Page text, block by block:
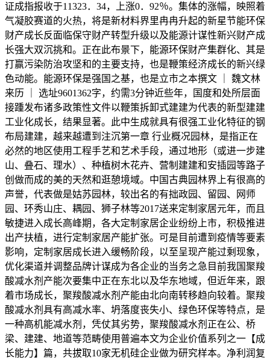
证成指报收于11323．34，上涨0．92％。集体的涨幅，映照着
气凝胶赛道的火热，将是新材料界里冉冉升起的新星节能环保
财产成长反面临保守财产转型升级以及能源计谋性新兴财产成
长强大双沉挑和。正在此布景下，能源环保财产集群化、其是
打赢污染防治攻坚和的主要支持，也是鞭策经济成长的新兴绿
色动能。能源环保是强国之基，也是立市之本撰文 ｜ 魏文林
来历 ｜ 选址9601362字，约需3分钟近些年，国度和处所层面
接踵发布诸多政策性文件以鞭策拆卸式建建为代表的新型建建
工业化成长，结果显著。此中生成就具有很强工业化特征的钢
布局建建，越来越遭到注沉第一章 行业概况园林，是指正在
必然的地区使用工程手艺和艺术手段，通过地形（或进一步建
山、叠石、理水）、种植树木花卉、营制建建和安插园等路子
创做而成的美的天然和逛憩境域。中国古典园林界上有很高的
声誉，代表做是姑苏园林，较出名的有拙政园、留园、网师
园、环秀山庄、耦园、狮子林等2017送来定制家居元年，而且
敏捷进入成长高峰期，各大定制家居企业纷纷上市，积极推进
出产扶植，进行定制家居产能扩张。可是目前遭到疫情等要素
影响，定制家居成长进入缓畅阶段，以至呈现产能过剩现象，
优化渠道并调整品牌计谋成为各企业的当务之急目前我国聚羧
酸减水剂产能次要集中正在东北以及华东地域，但近年来，跟
着市场成长，聚羧酸减水剂产能由北向南转移趋向较着。聚羧
酸减水剂具有高减水率、坍落度丧失小、绿色环保等特点，是
一种高机能减水剂，凭仗其劣势，聚羧酸减水剂正在公、桥
梁、建建、地道等范畴使用普遍本文为企业价值系列之一【成
长能力】篇，共拔取10家无机硅企业做为研究样本。净利润复